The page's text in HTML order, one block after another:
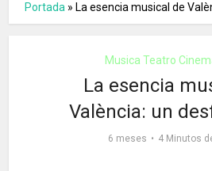
Portada » La esencia musical de
Musica Teatro
La esencia
València: un
6 meses 4 Minutos